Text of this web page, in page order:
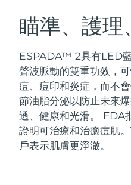
瞄準、護理
ESPADA™ 2具有LED
聲波脈動的雙重功效，
痘、痘印和炎症，而不
節油脂分泌以防止未來
透、健康和光滑。
FDA
證明可治療和治癒痘肌
戶表示肌膚更淨澈。
面部清潔
LUNA™ 4
Anti-aging
LUNA™ 4
BEAR™ 2
Microcurrent
BEAR™ 2
補水保濕
奧地利
比利時
百慕達
波士尼亞與赫塞哥維納